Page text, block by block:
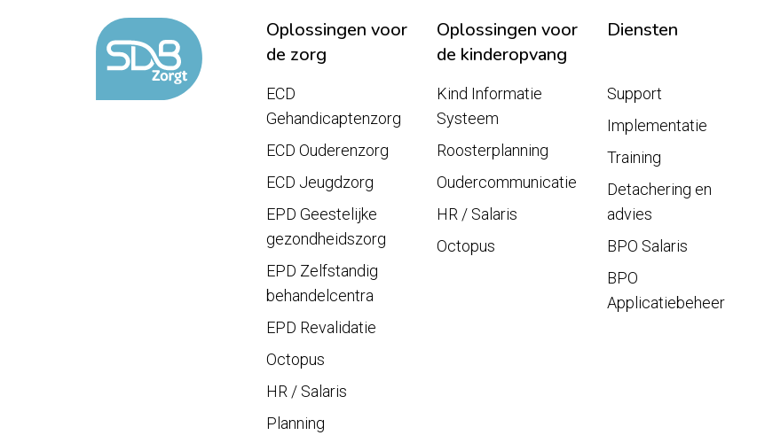
Oplossingen voor
de zorg
Oplossingen voor
de kinderopvang
Diensten
ECD
Gehandicaptenzorg
ECD Ouderenzorg
ECD Jeugdzorg
EPD Geestelijke
gezondheidszorg
EPD Zelfstandig
behandelcentra
EPD Revalidatie
Octopus
HR / Salaris
Planning
Kind Informatie
Systeem
Roosterplanning
Oudercommunicatie
HR / Salaris
Octopus
Support
Implementatie
Training
Detachering en
advies
BPO Salaris
BPO
Applicatiebeheer